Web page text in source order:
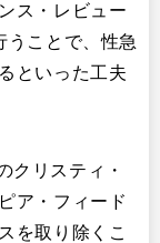
ス・レビュー
うことで、性急
といった工夫
クリスティ・
ア・フィード
を取り除くこ